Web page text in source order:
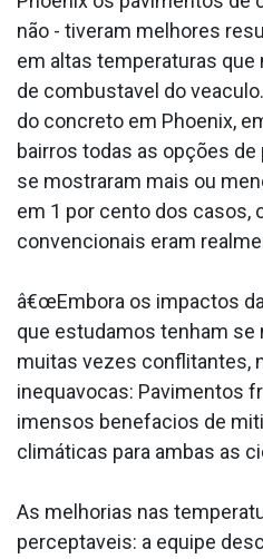
não - tiveram melhores
em altas temperaturas
de combusta­vel do
do concreto em Phoenix,
bairros todas as opções
se mostraram mais ou
em 1 por cento dos casos,
convencionais eram
â€œEmbora os impactos
que estudamos tenham
muitas vezes conflitantes,
inequa­vocas: Pavimentos
imensos benefa­cios de
climáticas para ambas as
As melhorias nas
percepta­veis: a equipe